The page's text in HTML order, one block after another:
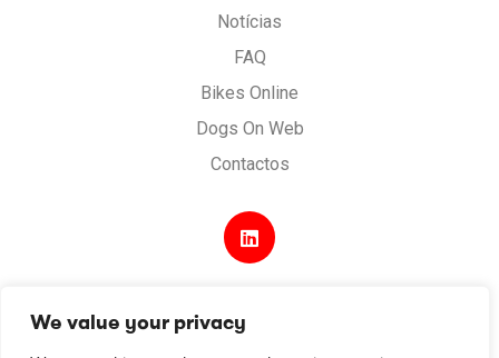
We value your privacy
Notícias
FAQ
Bikes Online
Dogs On Web
Contactos